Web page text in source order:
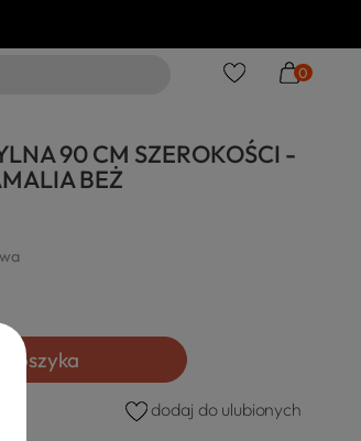
0
90 CM SZEROKOŚCI -
BEŻ
koszyka
dodaj do ulubionych